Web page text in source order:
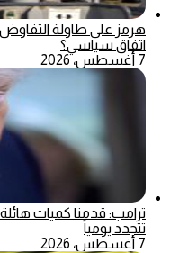
هرمز على طاولة
اتفاق سياسي؟
7 أغسطس، 2026
ترامب: قدمنا كميات
تتجدد يومياً
7 أغسطس، 2026